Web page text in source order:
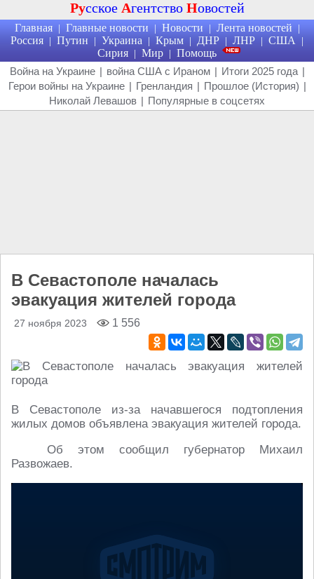
Русское Агентство Новостей
Главная | Главные новости | Новости | Лента новостей |
Россия | Путин | Украина | Крым | ДНР | ЛНР | США |
Сирия | Мир | Помощь
Война на Украине | война США с Ираном | Итоги 2025 года |
Герои войны на Украине | Гренландия | Прошлое (История) |
Николай Левашов | Популярные в соцсетях
В Севастополе началась
эвакуация жителей города
27 ноября 2023 1 556
В Севастополе из-за начавшегося подтопления
жилых домов объявлена эвакуация жителей города.
Об этом сообщил губернатор Михаил
Развожаев.